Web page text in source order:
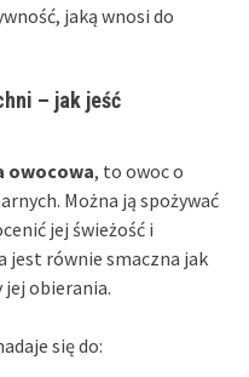
jaką wnosi do
– jak jeść
owocowa, to owoc o
Można ją spożywać
jej świeżość i
jest równie smaczna jak
obierania.
się do: